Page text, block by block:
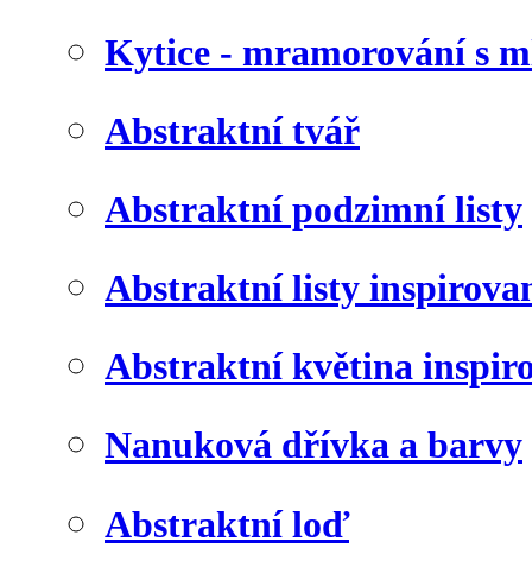
Kytice - mramorování s
Abstraktní tvář
Abstraktní podzimní listy
Abstraktní listy
Abstraktní květina
Nanuková dřívka a barvy
Abstraktní loď